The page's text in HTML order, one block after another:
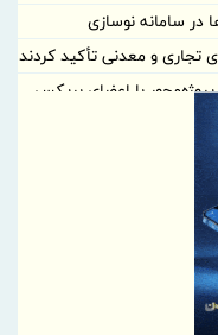
در سامانه نوسازی
تجاری و معدنی تأکید کردند
با اعضای بریکس
آزاد ایران و روسیه
آزاد دوغارون علت
انسانی بومی در آزمون
هوشمند» در منطقه
و مردم